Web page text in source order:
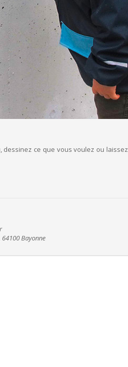
ce que vous voulez ou laissez
64100 Bayonne